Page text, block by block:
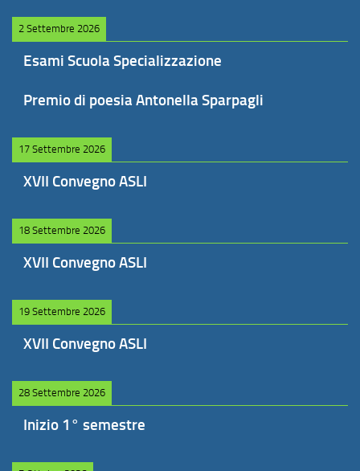
2 Settembre 2026
Esami Scuola Specializzazione
Premio di poesia Antonella Sparpagli
17 Settembre 2026
XVII Convegno ASLI
18 Settembre 2026
XVII Convegno ASLI
19 Settembre 2026
XVII Convegno ASLI
28 Settembre 2026
Inizio 1° semestre